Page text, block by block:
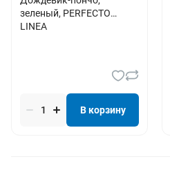
зеленый, PERFECTO
LINEA
В корзину